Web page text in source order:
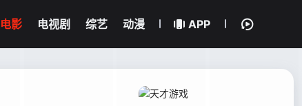
电影 电视剧 综艺 动漫 APP